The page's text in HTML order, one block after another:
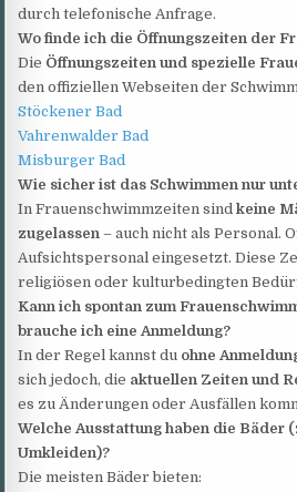
durch telefonische Anfrage.
Wo finde ich die Öffnungszeiten der
Die Öffnungszeiten und spezielle
den offiziellen Webseiten der
Stöckener Bad
Vahrenwalder Bad
Misburger Bad
Wie sicher ist das Schwimmen nur
In Frauenschwimmzeiten sindkeine
zugelassen – auch nicht als Personal.
Aufsichtspersonal eingesetzt. Diese
religiösen oder kulturbedingten
Kann ich spontan zum
brauche ich eine Anmeldung?
In der Regel kannst du ohne
sich jedoch, die aktuellen Zeiten und
es zu Änderungen oder Ausfällen
Welche Ausstattung haben die Bäder
Umkleiden)?
Die meisten Bäder bieten: